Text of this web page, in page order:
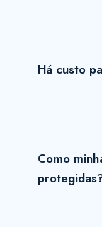
Há custo
Como